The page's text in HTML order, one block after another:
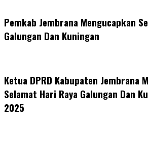
Pemkab Jembrana Mengucapkan
Galungan Dan Kuningan
Ketua DPRD Kabupaten Jembrana
Selamat Hari Raya Galungan Dan
2025